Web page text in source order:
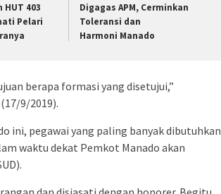
403
Pelari
Digagas APM, Cerminkan
Toleransi dan
Harmoni Manado
berapa formasi yang disetujui,”
9/2019).
ini, pegawai yang paling banyak dibutuhkan
waktu dekat Pemkot Manado akan